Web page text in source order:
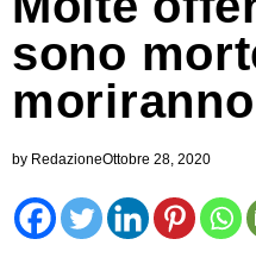
sono
by RedazioneOttobre 28, 2020